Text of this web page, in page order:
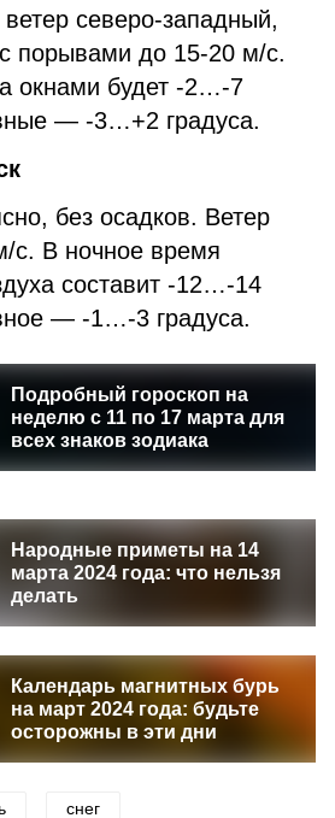
северо-западный,
порывами до 15-20 м/с.
окнами будет -2…-7
— -3…+2 градуса.
без осадков. Ветер
с. В ночное время
составит -12…-14
— -1…-3 градуса.
Подробный гороскоп на
неделю с 11 по 17 марта для
всех знаков зодиака
Народные приметы на 14
марта 2024 года: что нельзя
делать
Календарь магнитных бурь
на март 2024 года: будьте
осторожны в эти дни
снег